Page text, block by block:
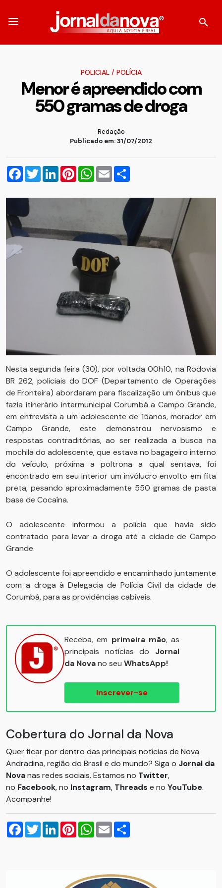
POLICIAL/ POLÍCIA
Menor é apreendido com
550 gramas de droga
Redação
Publicado em: 31/07/2012
Facebook
TwitterLinkedInPinterestWhatsApp
Email
Nesta segunda feira (30), por voltada 00h10, na Rodovia
BR 262, policiais do DOF (Departamento de Operações
de Fronteira) abordaram para fiscalização um ônibus que
fazia itinerário intermunicipal Corumbá a Campo Grande,
em entrevista a um adolescente de 15anos, morador em
Campo Grande, este demonstrou nervosismo e
respostas contraditórias, ao ser realizada a busca na
mochila do adolescente, que estava no bagageiro interno
do veículo, próxima a poltrona a qual sentava, foi
encontrado em seu interior um invólucro envolto em fita
preta, pesando aproximadamente 550 gramas de pasta
base de Cocaína.
O adolescente informou a polícia que havia sido
contratado para levar a droga até a cidade de Campo
Grande.
O adolescente foi apreendido e encaminhado juntamente
com a droga à Delegacia de Polícia Civil da cidade de
Corumbá, para as providências cabíveis.
Receba, em primeira mão, as
principais notícias do Jornal
da Novano seu WhatsApp!
Inscrever-se
Cobertura do Jornal da Nova
Quer ficar por dentro das principais notícias de Nova
Andradina, região do Brasil e do mundo? Siga o Jornal da
Novanas redes sociais. Estamos no Twitter,
no Facebook, no Instagram, Threads e no YouTube.
Acompanhe!
Facebook
TwitterLinkedInPinterestWhatsApp
Email